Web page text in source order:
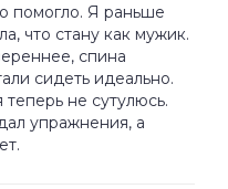
помогло. Я раньше
что стану как мужик.
спина
сидеть идеально.
не сутулюсь.
упражнения, а